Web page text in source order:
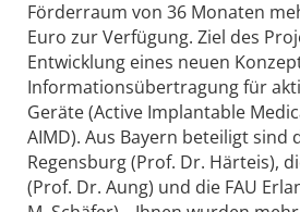
Förderraum von 36 Monaten
Euro zur Verfügung. Ziel des
Entwicklung eines neuen
Informationsübertragung für
Geräte (Active Implantable
AIMD). Aus Bayern beteiligt sind
Regensburg (Prof. Dr. Härteis),
(Prof. Dr. Aung) und die FAU